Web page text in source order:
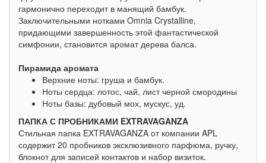
гармонично переходит в манящий бамбук.
Заключительными нотками Omnia Crystalline,
придающими завершенность этой фантастической
симфонии, становится аромат дерева балса.
Пирамида аромата
Верхние ноты: груша и бамбук.
Ноты сердца: лотос, чай, лист черной смородины
Ноты базы: дубовый мох, мускус, уд.
ПАПКА С ПРОБНИКАМИ EXTRAVAGANZA
Стильная папка EXTRAVAGANZA от компании APL
содержит 20 пробников эксклюзивного парфюма, ручку,
блокнот для записей контактов и набор визиток.